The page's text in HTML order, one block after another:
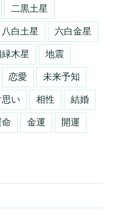
二黒土星
八白土星 六白金星
緑木星 地震
恋愛 未来予知
思い 相性 結婚
金運 開運